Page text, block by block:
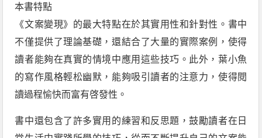
本書特點
《文案變現》的最大特點在於其實用性和針對性。書中
不僅提供了理論基礎，還結合了大量的實際案例，使得
讀者能夠在真實的情境中應用這些技巧。此外，葉小魚
的寫作風格輕松幽默，能夠吸引讀者的注意力，使得閱
讀過程愉快而富有啓發性。
書中還包含了許多實用的練習和反思題，鼓勵讀者在日